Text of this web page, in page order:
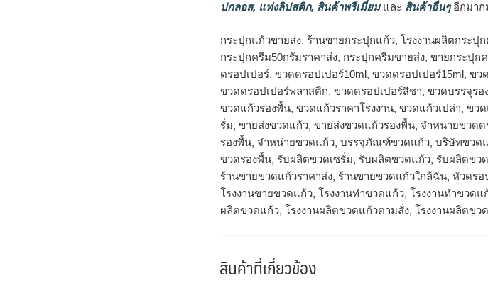
ปกลอส, แท่งลิปสติก, สินค้าพรีเมี่ยมและ สินค้าอื่นๆอีกมาก
กระปุกแก้วขายส่ง, ร้านขายกระปุกแก้ว, โรงงานผลิตกระ
กระปุกครีม50กรัมราคาส่ง, กระปุกครีมขายส่ง, ขายกระปุ
ดรอปเปอร์, ขวดดรอปเปอร์10ml, ขวดดรอปเปอร์15ml, ข
ขวดดรอปเปอร์พลาสติก, ขวดดรอปเปอร์สีชา, ขวดบรรจุร
ขวดแก้วรองพื้น, ขวดแก้วราคาโรงงาน, ขวดแก้วเปล่า, ขว
รั่ม, ขายส่งขวดแก้ว, ขายส่งขวดแก้วรองพื้น, จำหนายขวด
รองพื้น, จําหน่ายขวดแก้ว, บรรจุภัณฑ์ขวดแก้ว, บริษัทขวด
ขวดรองพื้น, รับผลิตขวดเซรั่ม, รับผลิตขวดแก้ว, รับผลิตข
ร้านขายขวดแก้วราคาส่ง, ร้านขายขวดแก้วใกล้ฉัน, หัวดร
โรงงานขายขวดแก้ว, โรงงานทำขวดแก้ว, โรงงานทําขวด
ผลิตขวดแก้ว, โรงงานผลิตขวดแก้วตามสั่ง, โรงงานผลิตข
สินค้าที่เกี่ยวข้อง